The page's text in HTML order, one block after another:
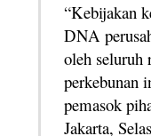
“Kebijakan
DNA
oleh seluruh
perkebunan
pemasok
Jakarta,